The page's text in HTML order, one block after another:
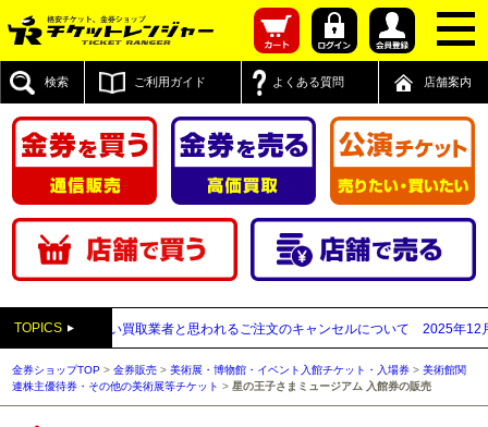
検索 ご利用ガイド よくある質問 店舗案内
TOPICS
付先が先払い買取業者と思われるご注文のキャンセルについて 2025年12月05日
金券ショップTOP >金券販売 >美術展・博物館・イベント入館チケット・入場券 >美術館関
連株主優待券・その他の美術展等チケット >星の王子さまミュージアム 入館券の販売